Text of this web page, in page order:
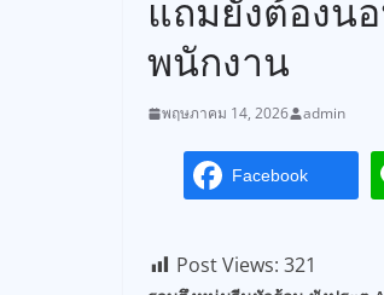
แถมยังต้องน
พนักงาน
พฤษภาคม 14, 2026 admin
Facebook
Post Views: 321